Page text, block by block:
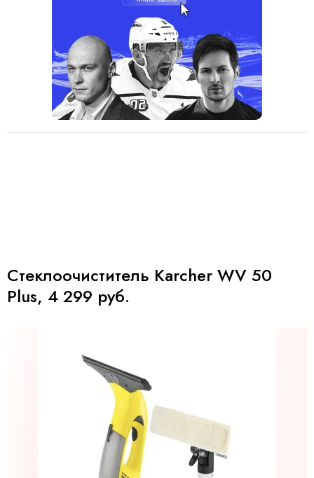
Стеклоочиститель Karcher WV 50
Plus, 4 299 руб.